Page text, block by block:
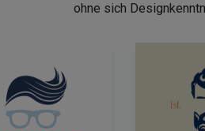
ohne sich